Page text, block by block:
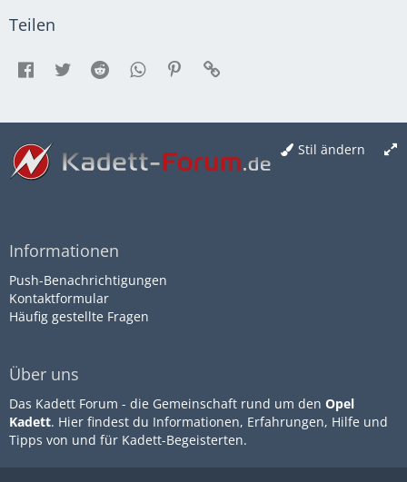
Teilen
Stil ändern
Informationen
Push-Benachrichtigungen
Kontaktformular
Häufig gestellte Fragen
Über uns
Das Kadett Forum - die Gemeinschaft rund um den Opel
Kadett. Hier findest du Informationen, Erfahrungen, Hilfe und
Tipps von und für Kadett-Begeisterten.